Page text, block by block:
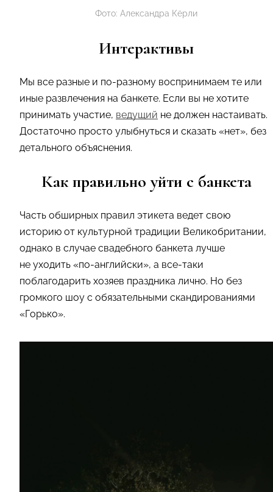
Фото: Александра Кёрли
Интерактивы
Мы все разные и по-разному воспринимаем те или
иные развлечения на банкете. Если вы не хотите
принимать участие, ведущий не должен настаивать.
Достаточно просто улыбнуться и сказать «нет», без
детального объяснения.
Как правильно уйти с банкета
Часть обширных правил этикета ведет свою
историю от культурной традиции Великобритании,
однако в случае свадебного банкета лучше
не уходить «по-английски», а все-таки
поблагодарить хозяев праздника лично. Но без
громкого шоу с обязательными скандированиями
«Горько».